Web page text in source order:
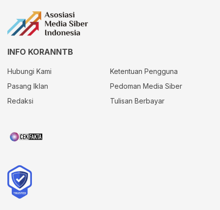
INFO KORANNTB
Hubungi Kami
Ketentuan Pengguna
Pasang Iklan
Pedoman Media Siber
Redaksi
Tulisan Berbayar